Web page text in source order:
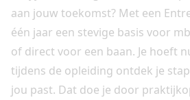
aan jouw toekomst? Met een
één jaar een stevige basis voor
of direct voor een baan. Je hoeft
tijdens de opleiding ontdek je
jou past. Dat doe je door